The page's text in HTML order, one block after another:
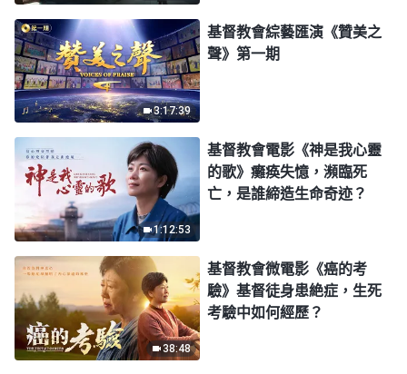
3:17:39
基督教會綜藝匯演《贊美之
聲》第一期
1:12:53
基督教會電影《神是我心靈
的歌》癱痪失憶，瀕臨死
亡，是誰締造生命奇迹？
38:48
基督教會微電影《癌的考
驗》基督徒身患絶症，生死
考驗中如何經歷？